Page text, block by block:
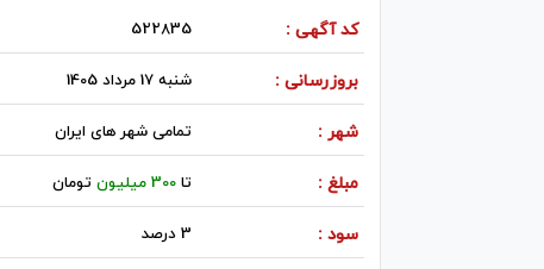
کد آگهی : 522835
بروزرسانی : شنبه 17 مرداد 1405
شهر : تمامی شهر های ایران
مبلغ : تا300 میلیون تومان
سود : 3 درصد